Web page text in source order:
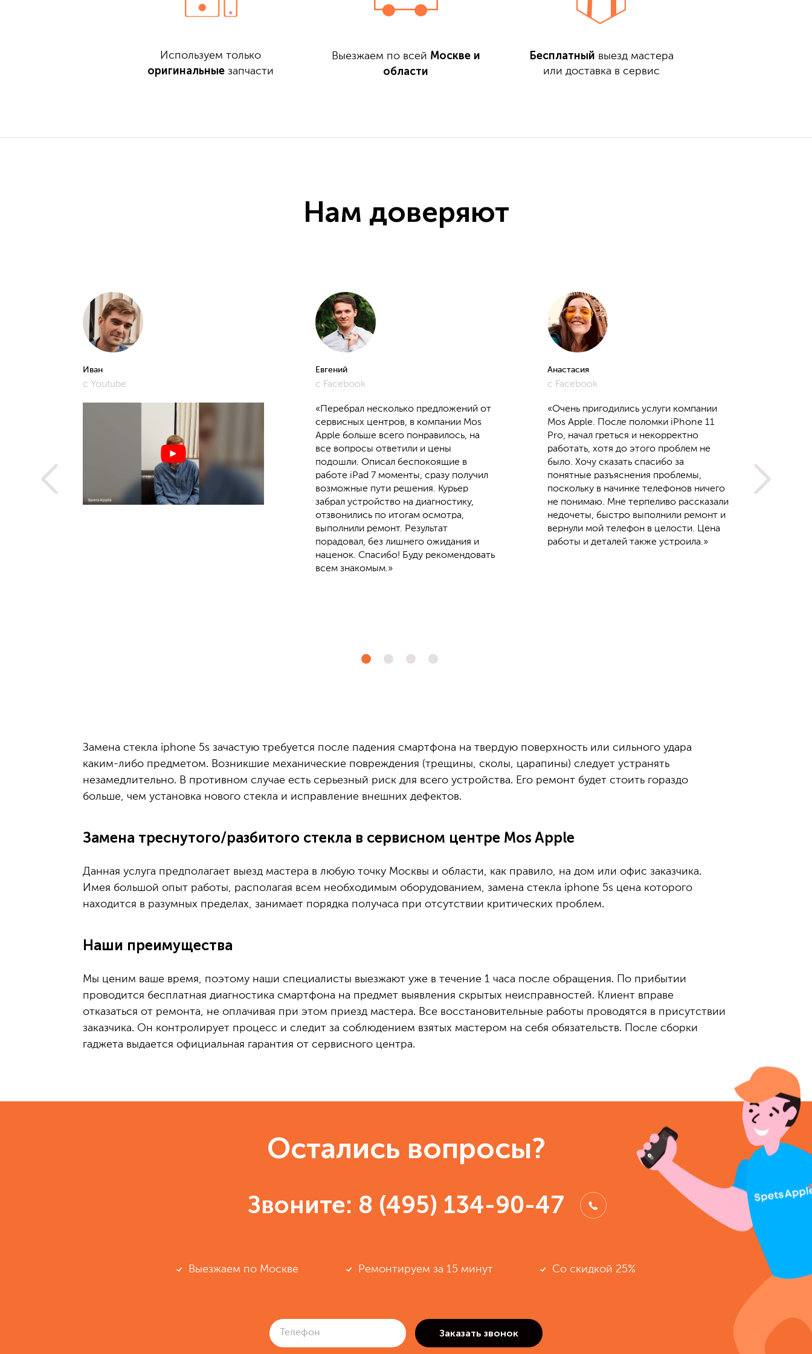
Используем только
оригинальные запчасти
Выезжаем по всей Москве и
области
Бесплатный выезд мастера
или доставка в сервис
Нам доверяют
Иван
с Youtube
Евгений
с Facebook
«Перебрал несколько предложений от
сервисных центров, в компании Mos
Apple больше всего понравилось, на
все вопросы ответили и цены
подошли. Описал беспокоящие в
работе iPad 7 моменты, сразу получил
возможные пути решения. Курьер
забрал устройство на диагностику,
отзвонились по итогам осмотра,
выполнили ремонт. Результат
порадовал, без лишнего ожидания и
наценок. Спасибо! Буду рекомендовать
всем знакомым.»
Анастасия
с Facebook
«Очень пригодились услуги компании
Mos Apple. После поломки iPhone 11
Pro, начал греться и некорректно
работать, хотя до этого проблем не
было. Хочу сказать спасибо за
понятные разъяснения проблемы,
поскольку в начинке телефонов ничего
не понимаю. Мне терпеливо рассказали
недочеты, быстро выполнили ремонт и
вернули мой телефон в целости. Цена
работы и деталей также устроила.»
Замена стекла iphone 5s зачастую требуется после падения смартфона на твердую поверхность или сильного удара
каким-либо предметом. Возникшие механические повреждения (трещины, сколы, царапины) следует устранять
незамедлительно. В противном случае есть серьезный риск для всего устройства. Его ремонт будет стоить гораздо
больше, чем установка нового стекла и исправление внешних дефектов.
Замена треснутого/разбитого стекла в сервисном центре Mos Apple
Данная услуга предполагает выезд мастера в любую точку Москвы и области, как правило, на дом или офис заказчика.
Имея большой опыт работы, располагая всем необходимым оборудованием, замена стекла iphone 5s цена которого
находится в разумных пределах, занимает порядка получаса при отсутствии критических проблем.
Наши преимущества
Мы ценим ваше время, поэтому наши специалисты выезжают уже в течение 1 часа после обращения. По прибытии
проводится бесплатная диагностика смартфона на предмет выявления скрытых неисправностей. Клиент вправе
отказаться от ремонта, не оплачивая при этом приезд мастера. Все восстановительные работы проводятся в присутствии
заказчика. Он контролирует процесс и следит за соблюдением взятых мастером на себя обязательств. После сборки
гаджета выдается официальная гарантия от сервисного центра.
Остались вопросы?
Звоните: 8 (495) 134-90-47
Выезжаем по Москве Ремонтируем за 15 минут Со скидкой 25%